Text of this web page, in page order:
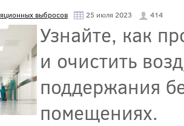
выбросов 25 июля 2023 414
Узнайте, как
и очистить
поддержания
помещениях.